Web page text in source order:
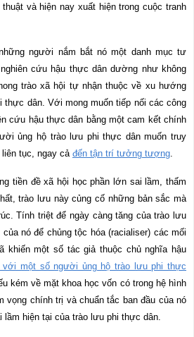
và hiện nay xuất hiện trong cuộc tranh
người nắm bắt nó một danh mục tư
cứu hậu thực dân dường như không
trào xã hội tự nhận thuộc về xu hướng
thực dân. Với mong muốn tiếp nối các công
cứu hậu thực dân bằng một cam kết chính
ủng hộ trào lưu phi thực dân muốn truy
tục, ngay cả đến tận trí tưởng tượng
tiền đề xã hội học phần lớn sai lầm, thấm
trào lưu này củng cố những bản sắc mà
Tính triệt để ngày càng tăng của trào lưu
nó để chủng tộc hóa (racialiser) các mối
khiến một số tác giả thuộc chủ nghĩa hậu
với một số người ủng hộ trào lưu phi thực
kém về mặt khoa học vốn có trong hệ hình
vọng chính trị và chuẩn tắc ban đầu của nó
hiện tại của trào lưu phi thực dân.